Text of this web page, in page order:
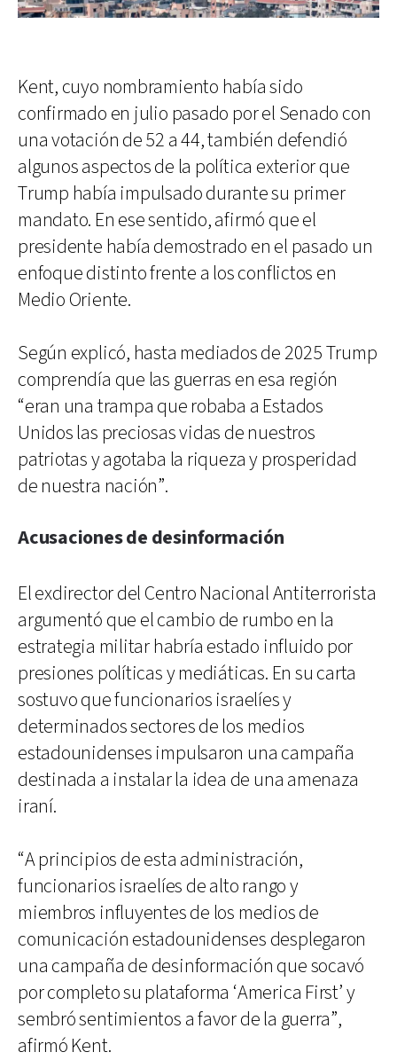
Kent, cuyo nombramiento había sido
confirmado en julio pasado por el Senado con
una votación de 52 a 44, también defendió
algunos aspectos de la política exterior que
Trump había impulsado durante su primer
mandato. En ese sentido, afirmó que el
presidente había demostrado en el pasado un
enfoque distinto frente a los conflictos en
Medio Oriente.
Según explicó, hasta mediados de 2025 Trump
comprendía que las guerras en esa región
“eran una trampa que robaba a Estados
Unidos las preciosas vidas de nuestros
patriotas y agotaba la riqueza y prosperidad
de nuestra nación”.
Acusaciones de desinformación
El exdirector del Centro Nacional Antiterrorista
argumentó que el cambio de rumbo en la
estrategia militar habría estado influido por
presiones políticas y mediáticas. En su carta
sostuvo que funcionarios israelíes y
determinados sectores de los medios
estadounidenses impulsaron una campaña
destinada a instalar la idea de una amenaza
iraní.
“A principios de esta administración,
funcionarios israelíes de alto rango y
miembros influyentes de los medios de
comunicación estadounidenses desplegaron
una campaña de desinformación que socavó
por completo su plataforma ‘America First’ y
sembró sentimientos a favor de la guerra”,
afirmó Kent.